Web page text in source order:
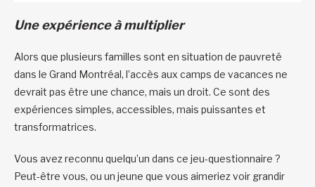
Une expérience à multiplier
Alors que plusieurs familles sont en situation de pauvreté
dans le Grand Montréal, l’accès aux camps de vacances ne
devrait pas être une chance, mais un droit. Ce sont des
expériences simples, accessibles, mais puissantes et
transformatrices.
Vous avez reconnu quelqu’un dans ce jeu-questionnaire ?
Peut-être vous, ou un jeune que vous aimeriez voir grandir